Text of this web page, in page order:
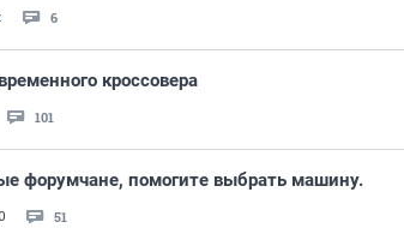
6
кроссовера
101
форумчане, помогите выбрать машину.
51